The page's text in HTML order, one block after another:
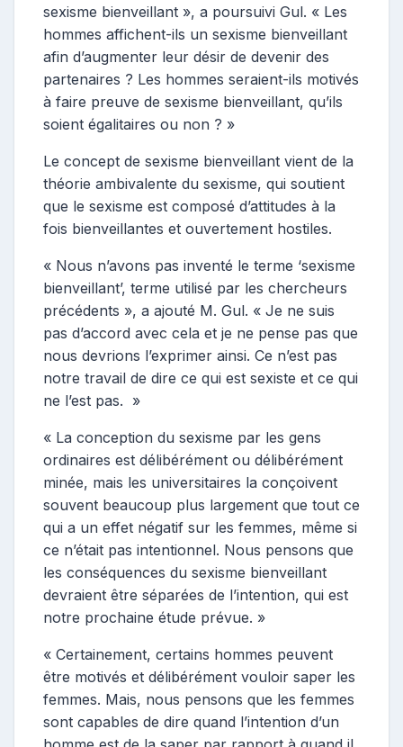
sexisme bienveillant », a poursuivi Gul. « Les
hommes affichent-ils un sexisme bienveillant
afin d’augmenter leur désir de devenir des
partenaires ? Les hommes seraient-ils motivés
à faire preuve de sexisme bienveillant, qu’ils
soient égalitaires ou non ? »
Le concept de sexisme bienveillant vient de la
théorie ambivalente du sexisme, qui soutient
que le sexisme est composé d’attitudes à la
fois bienveillantes et ouvertement hostiles.
« Nous n’avons pas inventé le terme ‘sexisme
bienveillant’, terme utilisé par les chercheurs
précédents », a ajouté M. Gul. « Je ne suis
pas d’accord avec cela et je ne pense pas que
nous devrions l’exprimer ainsi. Ce n’est pas
notre travail de dire ce qui est sexiste et ce qui
ne l’est pas. »
« La conception du sexisme par les gens
ordinaires est délibérément ou délibérément
minée, mais les universitaires la conçoivent
souvent beaucoup plus largement que tout ce
qui a un effet négatif sur les femmes, même si
ce n’était pas intentionnel. Nous pensons que
les conséquences du sexisme bienveillant
devraient être séparées de l’intention, qui est
notre prochaine étude prévue. »
« Certainement, certains hommes peuvent
être motivés et délibérément vouloir saper les
femmes. Mais, nous pensons que les femmes
sont capables de dire quand l’intention d’un